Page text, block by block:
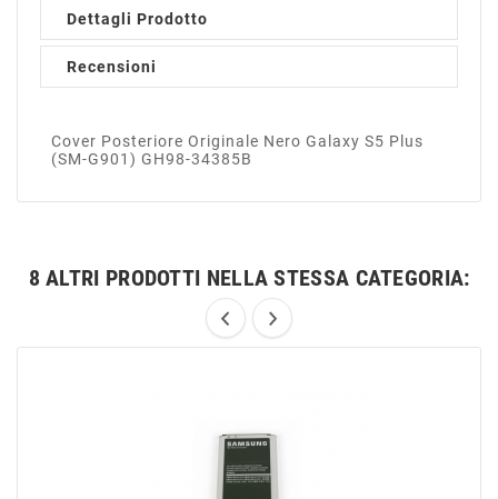
Dettagli Prodotto
Recensioni
Cover Posteriore Originale Nero Galaxy S5 Plus
(SM-G901) GH98-34385B
8 ALTRI PRODOTTI NELLA STESSA CATEGORIA: